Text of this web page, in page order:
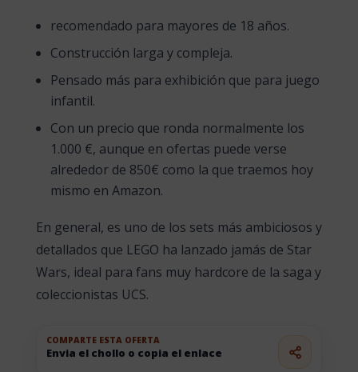
recomendado para mayores de 18 años.
Construcción larga y compleja.
Pensado más para exhibición que para juego
infantil.
Con un precio que ronda normalmente los
1.000 €, aunque en ofertas puede verse
alrededor de 850€ como la que traemos hoy
mismo en Amazon.
En general, es uno de los sets más ambiciosos y
detallados que LEGO ha lanzado jamás de Star
Wars, ideal para fans muy hardcore de la saga y
coleccionistas UCS.
COMPARTE ESTA OFERTA
Envia el chollo o copia el enlace